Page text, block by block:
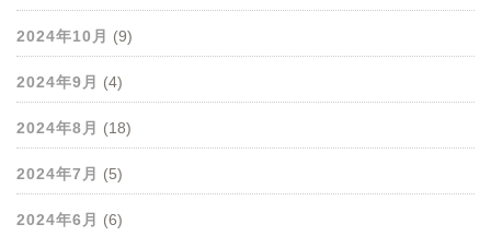
2024年10月 (9)
2024年9月 (4)
2024年8月 (18)
2024年7月 (5)
2024年6月 (6)